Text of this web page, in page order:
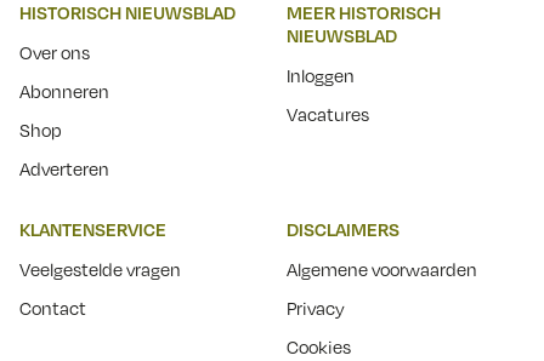
HISTORISCH NIEUWSBLAD
Over ons
Abonneren
Shop
Adverteren
MEER HISTORISCH
NIEUWSBLAD
Inloggen
Vacatures
KLANTENSERVICE
Veelgestelde vragen
Contact
DISCLAIMERS
Algemene voorwaarden
Privacy
Cookies